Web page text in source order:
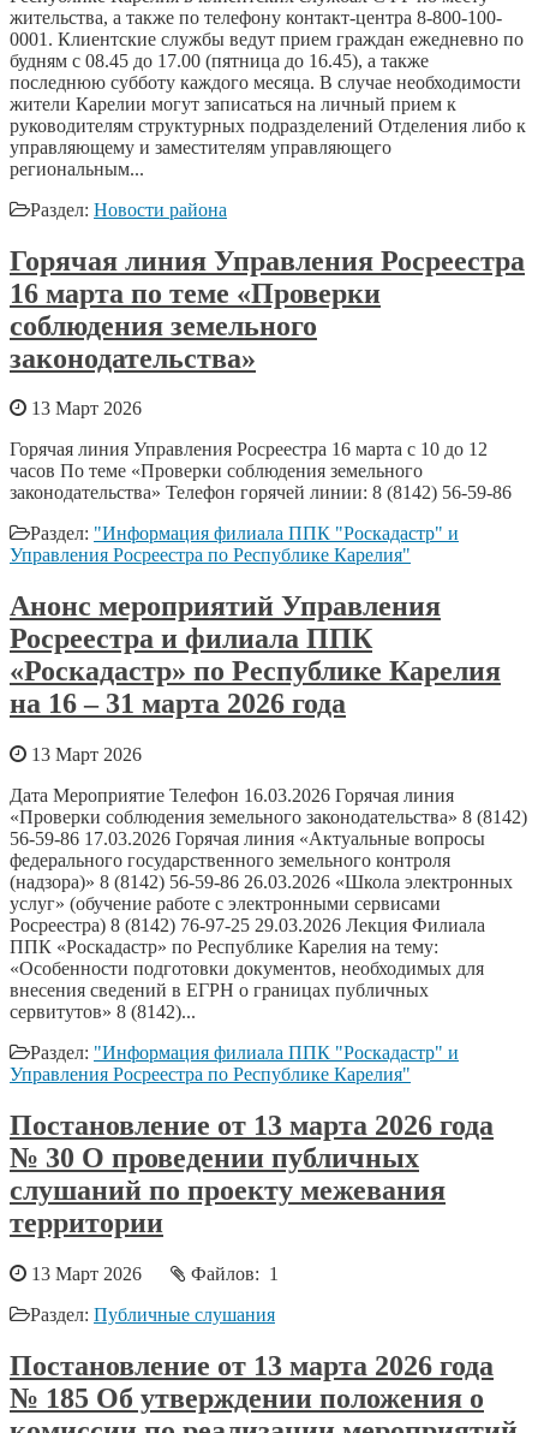
жительства, а также по телефону контакт-центра 8-800-100-
0001. Клиентские службы ведут прием граждан ежедневно по
будням с 08.45 до 17.00 (пятница до 16.45), а также
последнюю субботу каждого месяца. В случае необходимости
жители Карелии могут записаться на личный прием к
руководителям структурных подразделений Отделения либо к
управляющему и заместителям управляющего
региональным...
Раздел: Новости района
Горячая линия Управления Росреестра
16 марта по теме «Проверки
соблюдения земельного
законодательства»
13 Март 2026
Горячая линия Управления Росреестра 16 марта с 10 до 12
часов По теме «Проверки соблюдения земельного
законодательства» Телефон горячей линии: 8 (8142) 56-59-86
Раздел: "Информация филиала ППК "Роскадастр" и
Управления Росреестра по Республике Карелия"
Анонс мероприятий Управления
Росреестра и филиала ППК
«Роскадастр» по Республике Карелия
на 16 – 31 марта 2026 года
13 Март 2026
Дата Мероприятие Телефон 16.03.2026 Горячая линия
«Проверки соблюдения земельного законодательства» 8 (8142)
56-59-86 17.03.2026 Горячая линия «Актуальные вопросы
федерального государственного земельного контроля
(надзора)» 8 (8142) 56-59-86 26.03.2026 «Школа электронных
услуг» (обучение работе с электронными сервисами
Росреестра) 8 (8142) 76-97-25 29.03.2026 Лекция Филиала
ППК «Роскадастр» по Республике Карелия на тему:
«Особенности подготовки документов, необходимых для
внесения сведений в ЕГРН о границах публичных
сервитутов» 8 (8142)...
Раздел: "Информация филиала ППК "Роскадастр" и
Управления Росреестра по Республике Карелия"
Постановление от 13 марта 2026 года
№ 30 О проведении публичных
слушаний по проекту межевания
территории
13 Март 2026
Файлов: 1
Раздел: Публичные слушания
Постановление от 13 марта 2026 года
№ 185 Об утверждении положения о